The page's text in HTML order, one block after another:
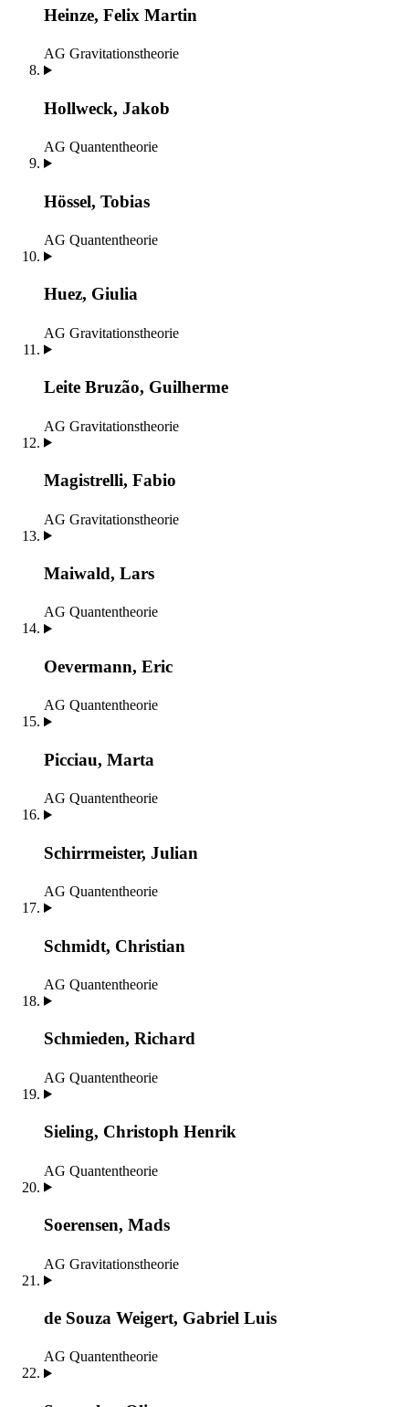
Heinze, Felix Martin
AG Gravitationstheorie
Hollweck, Jakob
AG Quantentheorie
Hössel, Tobias
AG Quantentheorie
Huez, Giulia
AG Gravitationstheorie
Leite Bruzão, Guilherme
AG Gravitationstheorie
Magistrelli, Fabio
AG Gravitationstheorie
Maiwald, Lars
AG Quantentheorie
Oevermann, Eric
AG Quantentheorie
Picciau, Marta
AG Quantentheorie
Schirrmeister, Julian
AG Quantentheorie
Schmidt, Christian
AG Quantentheorie
Schmieden, Richard
AG Quantentheorie
Sieling, Christoph Henrik
AG Quantentheorie
Soerensen, Mads
AG Gravitationstheorie
de Souza Weigert, Gabriel Luis
AG Quantentheorie